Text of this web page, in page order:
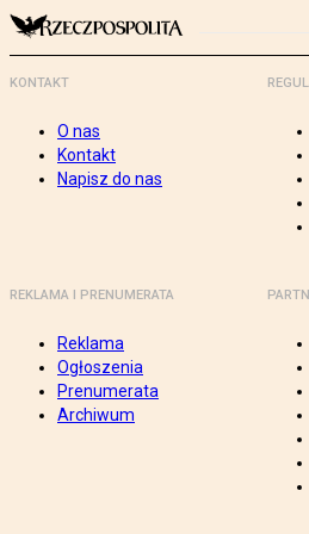
KONTAKT
O nas
Kontakt
Napisz do nas
REKLAMA I PRENUMERATA
Reklama
Ogłoszenia
Prenumerata
Archiwum